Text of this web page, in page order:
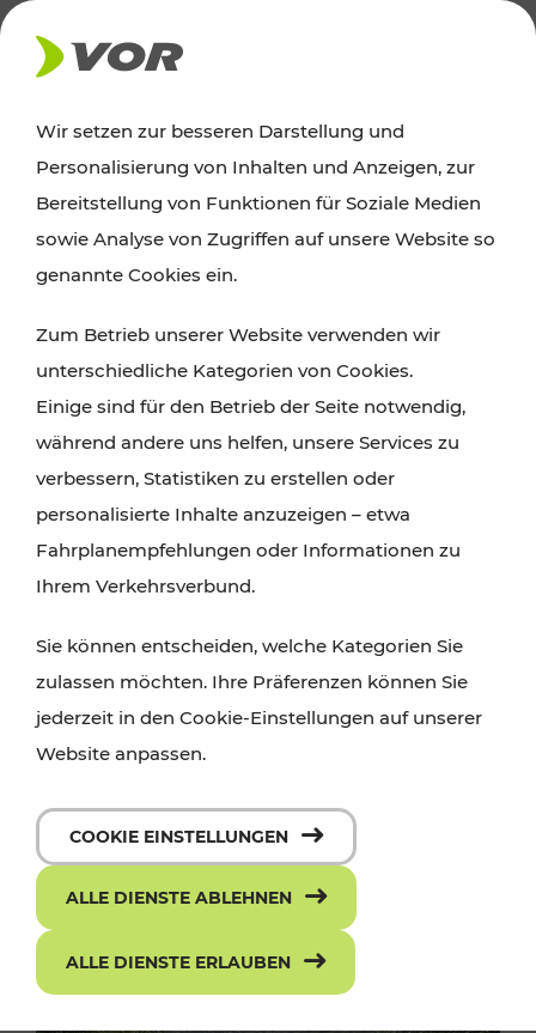
AKTUELLES
News
Alle wichtigen Meldungen zu Fahrplanänderungen,
finden Sie hier im Überblick.
Wir setzen zur besseren Darstellung und
Personalisierung von Inhalten und Anzeigen, zur
Bereitstellung von Funktionen für Soziale Medien
sowie Analyse von Zugriffen auf unsere Website so
genannte Cookies ein.
Zum Betrieb unserer Website verwenden wir
unterschiedliche Kategorien von Cookies.
Einige sind für den Betrieb der Seite notwendig,
während andere uns helfen, unsere Services zu
verbessern, Statistiken zu erstellen oder
personalisierte Inhalte anzuzeigen – etwa
Fahrplanempfehlungen oder Informationen zu
Ihrem Verkehrsverbund.
Sie können entscheiden, welche Kategorien Sie
zulassen möchten. Ihre Präferenzen können Sie
jederzeit in den Cookie-Einstellungen auf unserer
Website anpassen.
COOKIE EINSTELLUNGEN
ALLE DIENSTE ABLEHNEN
ALLE DIENSTE ERLAUBEN